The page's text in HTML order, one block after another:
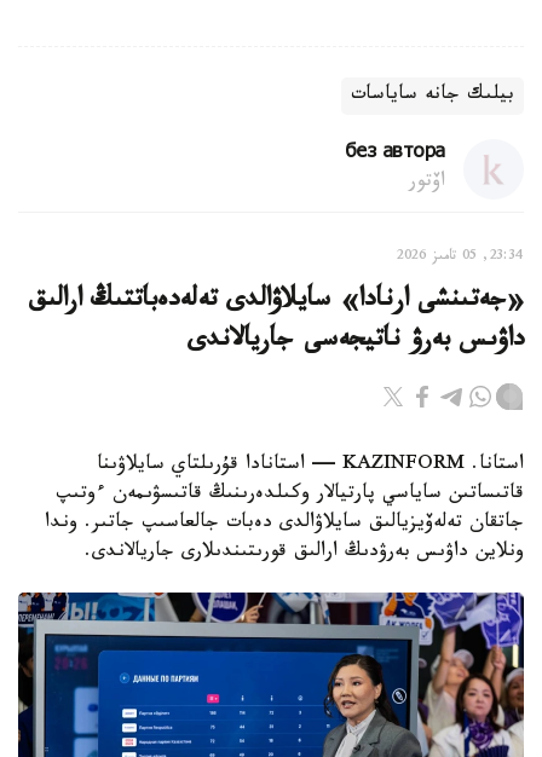
بيلىك جانە ساياسات
без автора
اۆتور
23:34, 05 تامىز 2026
«جەتىنشى ارنادا» سايلاۋالدى تەلەدەباتتىڭ ارالىق
داۋىس بەرۋ ناتيجەسى جاريالاندى
استانا. KAZINFORM — استانادا قۇرىلتاي سايلاۋىنا
قاتىساتىن ساياسي پارتيالار وكىلدەرىنىڭ قاتىسۋىمەن ءوتىپ
جاتقان تەلەۆيزيالىق سايلاۋالدى دەبات جالعاسىپ جاتىر. وندا
ونلاين داۋىس بەرۋدىڭ ارالىق قورىتىندىلارى جاريالاندى.